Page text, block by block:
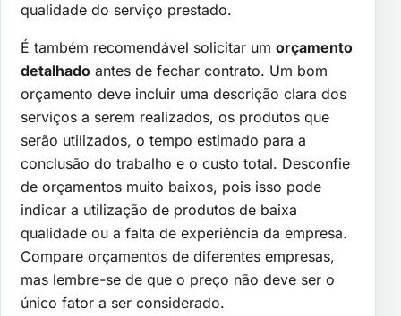
qualidade do serviço prestado.
É também recomendável solicitar um orçamento
detalhado antes de fechar contrato. Um bom
orçamento deve incluir uma descrição clara dos
serviços a serem realizados, os produtos que
serão utilizados, o tempo estimado para a
conclusão do trabalho e o custo total. Desconfie
de orçamentos muito baixos, pois isso pode
indicar a utilização de produtos de baixa
qualidade ou a falta de experiência da empresa.
Compare orçamentos de diferentes empresas,
mas lembre-se de que o preço não deve ser o
único fator a ser considerado.